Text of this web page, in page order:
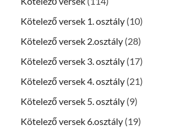
Kötelező versek 1. osztály (10)
Kötelező versek 2.osztály (28)
Kötelező versek 3. osztály (17)
Kötelező versek 4. osztály (21)
Kötelező versek 5. osztály (9)
Kötelező versek 6.osztály (19)